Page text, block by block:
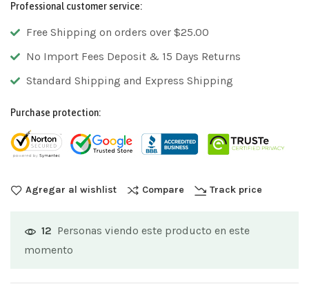
Professional customer service:
Free Shipping on orders over $25.00
No Import Fees Deposit & 15 Days Returns
Standard Shipping and Express Shipping
Purchase protection:
Agregar al wishlist Compare Track price
12 Personas viendo este producto en este
momento